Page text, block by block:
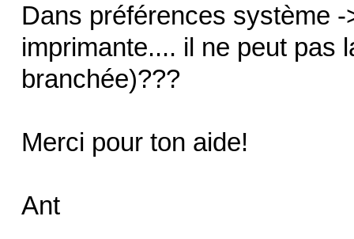
Dans préférences système
imprimante.... il ne peut pas
branchée)???
Merci pour ton aide!
Ant